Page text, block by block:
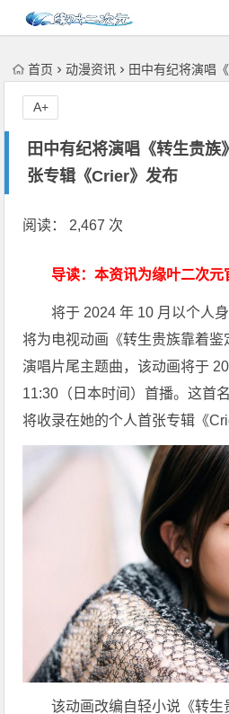
首页 动漫资讯 田中有纪将演唱《转生贵
田中有纪将演唱《转生贵族
张专辑《Crier》发布
A+
阅读： 2,467 次
导读：本资讯为缘叶二次元
将于 2024 年 10 月以个人
将为电视动画《转生贵族靠着
演唱片尾主题曲，该动画将于
11:30（日本时间）首播。这首
将收录在她的个人首张专辑《
该动画改编自轻小说《转